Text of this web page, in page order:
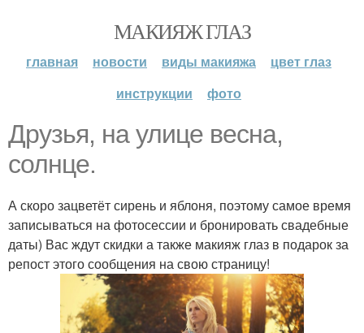
МАКИЯЖ ГЛАЗ
главная новости виды макияжа
цвет глаз
инструкции
фото
Друзья, на улице весна,
солнце.
А скоро зацветёт сирень и яблоня, поэтому самое время
записываться на фотосессии и бронировать свадебные
даты) Вас ждут скидки а также макияж глаз в подарок за
репост этого сообщения на свою страницу!